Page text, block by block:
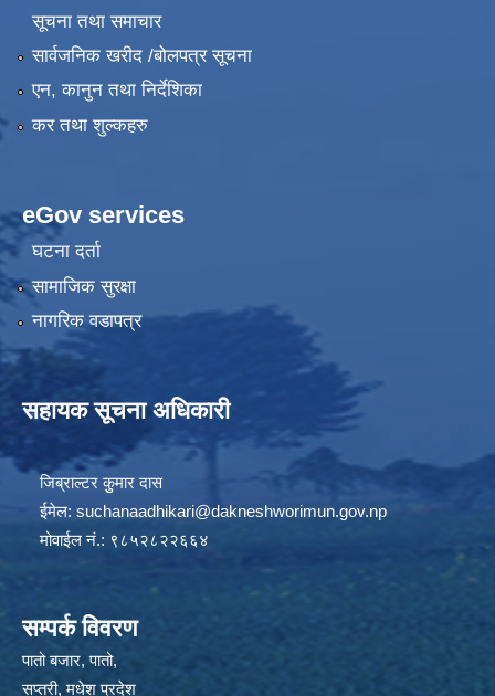
सूचना तथा समाचार
सार्वजनिक खरीद /बोलपत्र सूचना
एन, कानुन तथा निर्देशिका
कर तथा शुल्कहरु
eGov services
घटना दर्ता
सामाजिक सुरक्षा
नागरिक वडापत्र
सहायक सूचना अधिकारी
जिब्राल्टर कुुमार दास
ईमेल: suchanaadhikari@dakneshworimun.gov.np
मोवाईल नं.: ९८५२८२२६६४
सम्पर्क विवरण
पातो बजार, पातो,
सप्तरी, मधेश प्रदेश